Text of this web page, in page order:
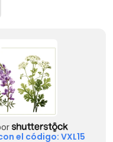
el código: VXL15